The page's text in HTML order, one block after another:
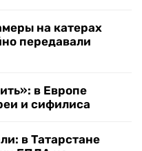
на катерах
передавали
в Европе
и сифилиса
в Татарстане